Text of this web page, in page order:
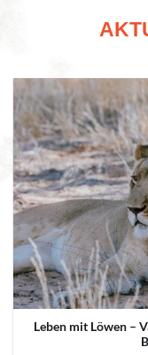
© Modisa Wildlife
Leben mit Löwen –